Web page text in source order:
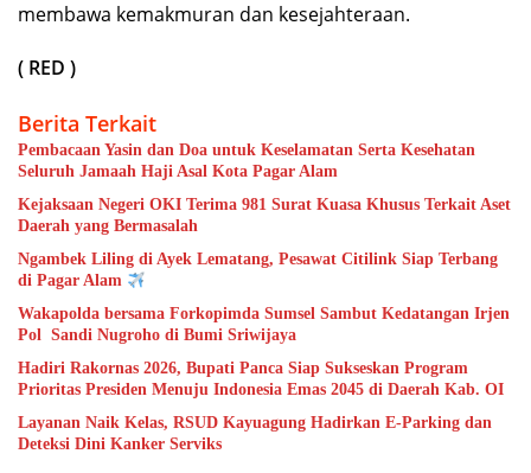
membawa kemakmuran dan kesejahteraan.
( RED )
Berita Terkait
Pembacaan Yasin dan Doa untuk Keselamatan Serta Kesehatan
Seluruh Jamaah Haji Asal Kota Pagar Alam
Kejaksaan Negeri OKI Terima 981 Surat Kuasa Khusus Terkait Aset
Daerah yang Bermasalah
Ngambek Liling di Ayek Lematang, Pesawat Citilink Siap Terbang
di Pagar Alam
Wakapolda bersama Forkopimda Sumsel Sambut Kedatangan Irjen
Pol Sandi Nugroho di Bumi Sriwijaya
Hadiri Rakornas 2026, Bupati Panca Siap Sukseskan Program
Prioritas Presiden Menuju Indonesia Emas 2045 di Daerah Kab. OI
Layanan Naik Kelas, RSUD Kayuagung Hadirkan E-Parking dan
Deteksi Dini Kanker Serviks